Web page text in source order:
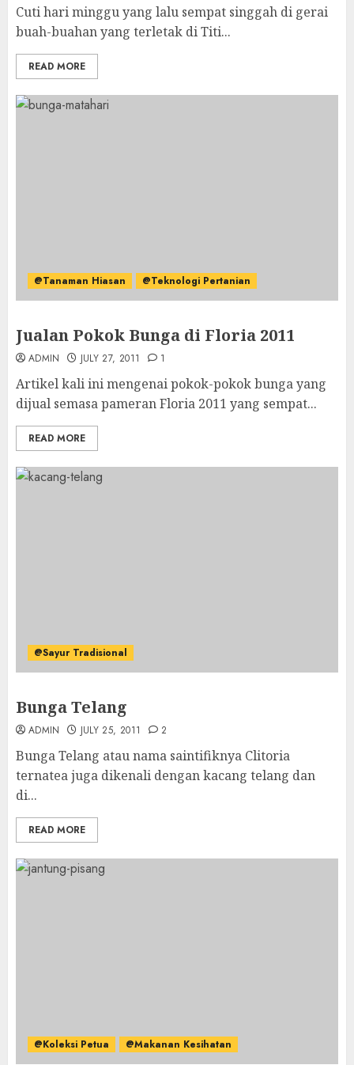
Cuti hari minggu yang lalu sempat singgah di gerai
buah-buahan yang terletak di Titi...
READ MORE
@Tanaman Hiasan @Teknologi Pertanian
Jualan Pokok Bunga di Floria 2011
ADMIN JULY 27, 2011 1
Artikel kali ini mengenai pokok-pokok bunga yang
dijual semasa pameran Floria 2011 yang sempat...
READ MORE
@Sayur Tradisional
Bunga Telang
ADMIN JULY 25, 2011 2
Bunga Telang atau nama saintifiknya Clitoria
ternatea juga dikenali dengan kacang telang dan
di...
READ MORE
@Koleksi Petua @Makanan Kesihatan